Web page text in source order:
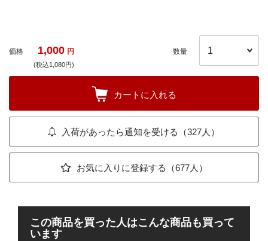
価格 1,000 円
(税込1,080円)
数量
カートに入れる
入荷があったら通知を受ける（327人）
お気に入りに登録する（677人）
この商品を買った人はこんな商品も買って
います